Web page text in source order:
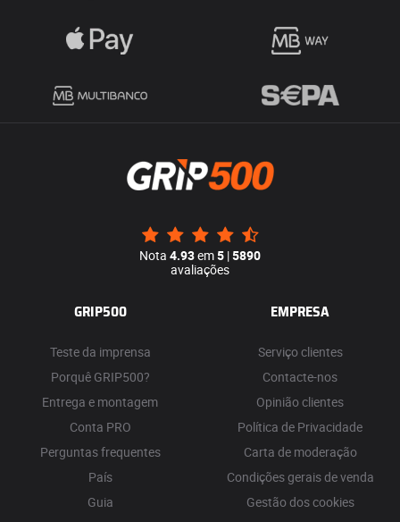
Nota 4.93em5 |5890
avaliações
GRIP500
Teste da imprensa
Porquê GRIP500?
Entrega e montagem
Conta PRO
Perguntas frequentes
País
Guia
EMPRESA
Serviço clientes
Contacte-nos
Opinião clientes
Política de Privacidade
Carta de moderação
Condições gerais de venda
Gestão dos cookies